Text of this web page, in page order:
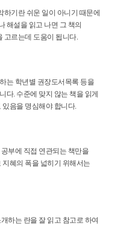
하기란 쉬운 일이 아니기 때문에
해설을 읽고 나면 그 책의
고르는데 도움이 됩니다.
는 학년별 권장도서목록 등을
다. 수준에 맞지 않는 책을 읽게
음을 명심해야 합니다.
부에 직접 연관되는 책만을
혜의 폭을 넓히기 위해서는
하는 란을 잘 읽고 참고로 하여